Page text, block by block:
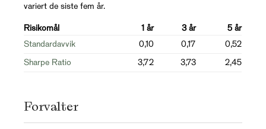
variert de siste fem år.
Risikomål
1 år 3 år
5 år
Standardavvik
0,10 0,17
0,52
Sharpe Ratio
3,72 3,73 2,45
Forvalter